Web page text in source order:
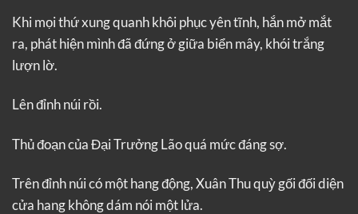
Khi mọi thứ xung quanh khôi phục yên tĩnh, hắn mở mắt
ra, phát hiện mình đã đứng ở giữa biển mây, khói trắng
lượn lờ.
Lên đỉnh núi rồi.
Thủ đoạn của Đại Trưởng Lão quá mức đáng sợ.
Trên đỉnh núi có một hang động, Xuân Thu quỳ gối đối diện
cửa hang không dám nói một lửa.